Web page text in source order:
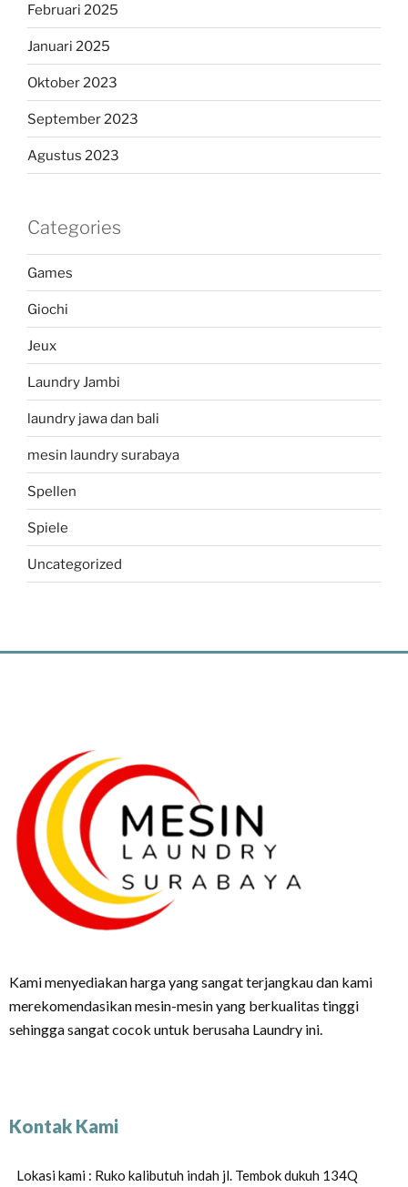
Februari 2025
Januari 2025
Oktober 2023
September 2023
Agustus 2023
Categories
Games
Giochi
Jeux
Laundry Jambi
laundry jawa dan bali
mesin laundry surabaya
Spellen
Spiele
Uncategorized
Kami menyediakan harga yang sangat terjangkau dan kami
merekomendasikan mesin-mesin yang berkualitas tinggi
sehingga sangat cocok untuk berusaha Laundry ini.
Kontak Kami
Lokasi kami : Ruko kalibutuh indah jl. Tembok dukuh 134Q